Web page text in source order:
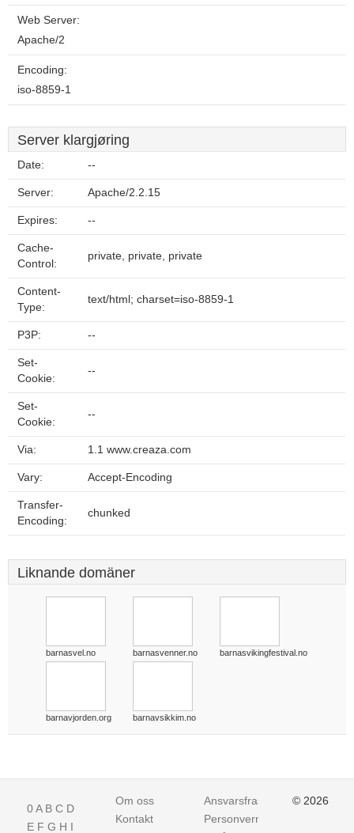
Web Server:
Apache/2
Encoding:
iso-8859-1
Server klargjøring
Date: --
Server: Apache/2.2.15
Expires: --
Cache-
Control:
private, private, private
Content-
Type:
text/html; charset=iso-8859-1
P3P: --
Set-
Cookie:
--
Set-
Cookie:
--
Via: 1.1 www.creaza.com
Vary: Accept-Encoding
Transfer-
Encoding:
chunked
Liknande domäner
barnasvel.no barnasvenner.no barnasvikingfestival.no
barnavjorden.org barnavsikkim.no
0A B C D
E F G H I
Om oss
Kontakt
Ansvarsfraskrivelse
Personvern
© 2026